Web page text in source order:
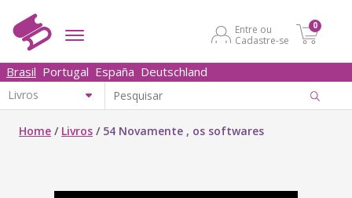
Entre ou
Cadastre-se
0
Brasil Portugal España Deutschland
Home / Livros / 54 Novamente , os softwares